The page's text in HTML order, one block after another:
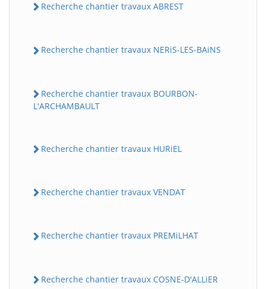
Recherche chantier travaux ABREST
Recherche chantier travaux NERiS-LES-BAiNS
Recherche chantier travaux BOURBON-
L'ARCHAMBAULT
Recherche chantier travaux HURiEL
Recherche chantier travaux VENDAT
Recherche chantier travaux PREMiLHAT
Recherche chantier travaux COSNE-D'ALLiER